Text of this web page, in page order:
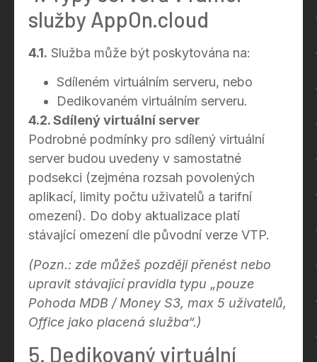
služby AppOn.cloud
4.1. Služba může být poskytována na:
Sdíleném virtuálním serveru, nebo
Dedikovaném virtuálním serveru.
4.2. Sdílený virtuální server
Podrobné podmínky pro sdílený virtuální
server budou uvedeny v samostatné
podsekci (zejména rozsah povolených
aplikací, limity počtu uživatelů a tarifní
omezení). Do doby aktualizace platí
stávající omezení dle původní verze VTP.
(Pozn.: zde můžeš později přenést nebo
upravit stávající pravidla typu „pouze
Pohoda MDB / Money S3, max 5 uživatelů,
Office jako placená služba“.)
5. Dedikovaný virtuální